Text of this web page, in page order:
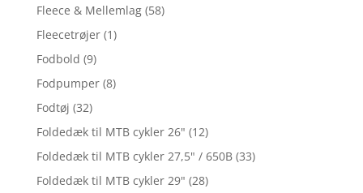
Fleece & Mellemlag (58)
Fleecetrøjer (1)
Fodbold (9)
Fodpumper (8)
Fodtøj (32)
Foldedæk til MTB cykler 26" (12)
Foldedæk til MTB cykler 27,5" / 650B (33)
Foldedæk til MTB cykler 29" (28)